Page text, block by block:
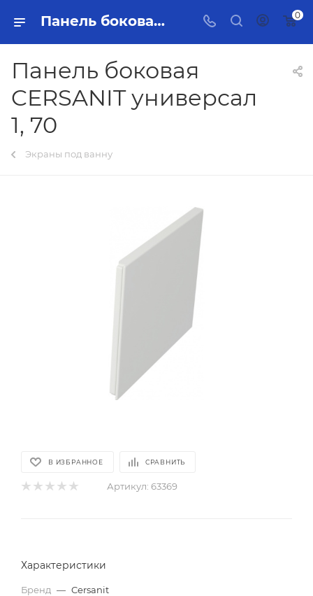
Панель боковая CERSANIT универсал 1, 70 Тольятти - купить в интернет-магазине, каталог с ценами и характеристиками 0
Панель боковая
CERSANIT универсал
1, 70
Экраны под ванну
В ИЗБРАННОЕ СРАВНИТЬ
Артикул: 63369
Характеристики
Бренд — Cersanit